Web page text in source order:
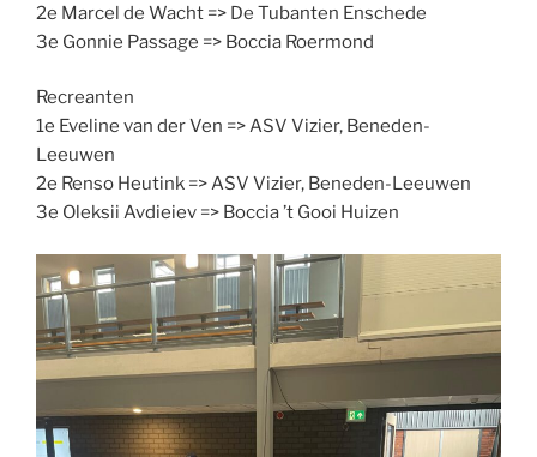
2e Marcel de Wacht => De Tubanten Enschede
3e Gonnie Passage => Boccia Roermond
Recreanten
1e Eveline van der Ven => ASV Vizier, Beneden-
Leeuwen
2e Renso Heutink => ASV Vizier, Beneden-Leeuwen
3e Oleksii Avdieiev => Boccia ’t Gooi Huizen